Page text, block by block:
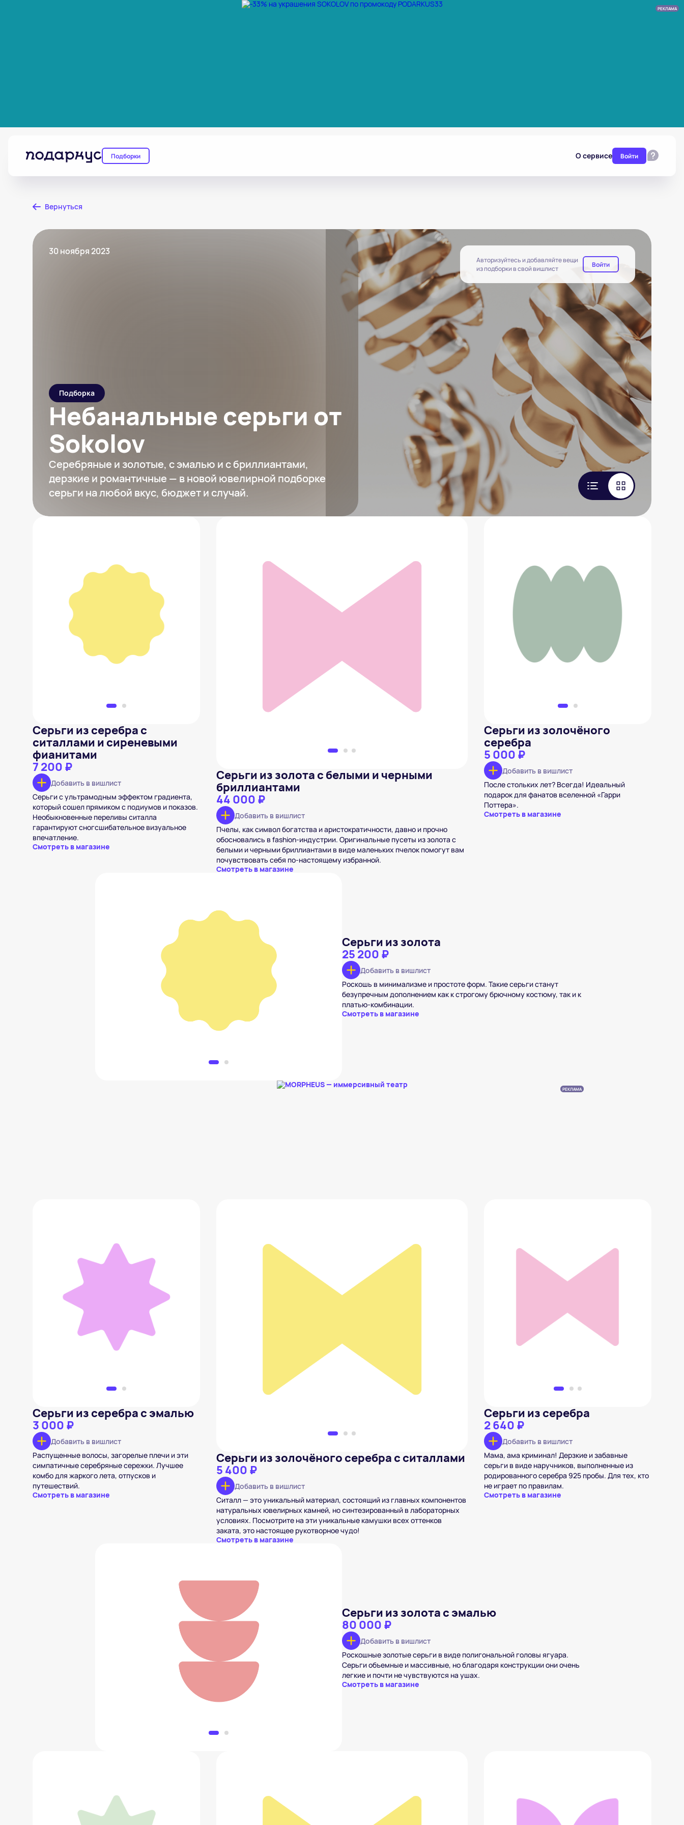
РЕКЛАМА
Подборки О сервисе Войти
Вернуться
30 ноября 2023
Подборка
Небанальные серьги от
Sokolov
Серебряные и золотые, с эмалью и с бриллиантами,
дерзкие и романтичные — в новой ювелирной подборке
серьги на любой вкус, бюджет и случай.
Авторизуйтесь и добавляйте вещи
из подборки в свой вишлист
Войти
Серьги из серебра с ситаллами и
Серьги из серебра с
ситаллами и сиреневыми
фианитами
7 200 ₽
Добавить в вишлист
Серьги с ультрамодным эффектом градиента,
который сошел прямиком с подиумов и показов.
Необыкновенные переливы ситалла
гарантируют сногсшибательное визуальное
впечатление.
Смотреть в магазине
Добавить в вишлист
Серьги из золота с белыми и черными
бриллиантами
44 000 ₽
Добавить в вишлист
Пчелы, как символ богатства и аристократичности, давно и прочно
обосновались в fashion-индустрии. Оригинальные пусеты из золота с
белыми и черными бриллиантами в виде маленьких пчелок помогут вам
почувствовать себя по-настоящему избранной.
Смотреть в магазине
Серьги из золочёного
серебра
5 000 ₽
Добавить в вишлист
После стольких лет? Всегда! Идеальный
подарок для фанатов вселенной «Гарри
Поттера».
Смотреть в магазине
Серьги из золота
25 200 ₽
Добавить в вишлист
Роскошь в минимализме и простоте форм. Такие серьги станут
безупречным дополнением как к строгому брючному костюму, так и к
платью-комбинации.
Смотреть в магазине
РЕКЛАМА
Серьги из серебра с эмалью
Серьги из серебра с эмалью
3 000 ₽
Добавить в вишлист
Распущенные волосы, загорелые плечи и эти
симпатичные серебряные сережки. Лучшее
комбо для жаркого лета, отпусков и
путешествий.
Смотреть в магазине
Добавить в вишлист
Серьги из золочёного серебра с ситаллами
5 400 ₽
Добавить в вишлист
Ситалл — это уникальный материал, состоящий из главных компонентов
натуральных ювелирных камней, но синтезированный в лабораторных
условиях. Посмотрите на эти уникальные камушки всех оттенков
заката, это настоящее рукотворное чудо!
Смотреть в магазине
Добавить в вишлист
Серьги из серебра
2 640 ₽
Добавить в вишлист
Мама, ама криминал! Дерзкие и забавные
серьги в виде наручников, выполненные из
родированного серебра 925 пробы. Для тех, кто
не играет по правилам.
Смотреть в магазине
Серьги из золота с эмалью
Серьги из золота с эмалью
80 000 ₽
Добавить в вишлист
Роскошные золотые серьги в виде полигональной головы ягуара.
Серьги объемные и массивные, но благодаря конструкции они очень
легкие и почти не чувствуются на ушах.
Смотреть в магазине